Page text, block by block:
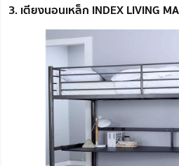
3. เตียงนอนเหล็ก INDEX LIVING